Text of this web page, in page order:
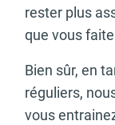
rester plus
que vous
Bien sûr, en
réguliers,
vous